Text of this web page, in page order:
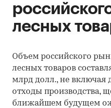
лесных
Объем российского
лесных товаров
млрд долл., не включая
отходы производства,
ближайшем будущем